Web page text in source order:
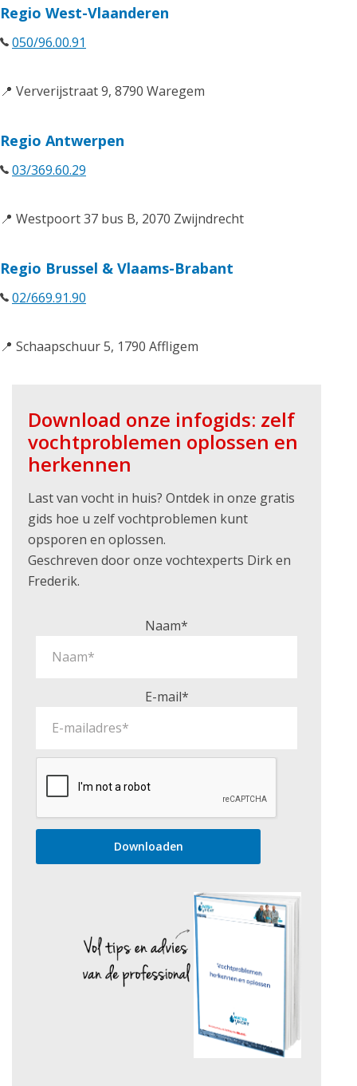
Regio West-Vlaanderen
050/96.00.91
📍 Ververijstraat 9, 8790 Waregem
Regio Antwerpen
03/369.60.29
📍 Westpoort 37 bus B, 2070 Zwijndrecht
Regio Brussel & Vlaams-Brabant
02/669.91.90
📍 Schaapschuur 5, 1790 Affligem
Download onze infogids: zelf
vochtproblemen oplossen en
herkennen
Last van vocht in huis? Ontdek in onze gratis
gids hoe u zelf vochtproblemen kunt
opsporen en oplossen.
Geschreven door onze vochtexperts Dirk en
Frederik.
Naam*
E-mail*